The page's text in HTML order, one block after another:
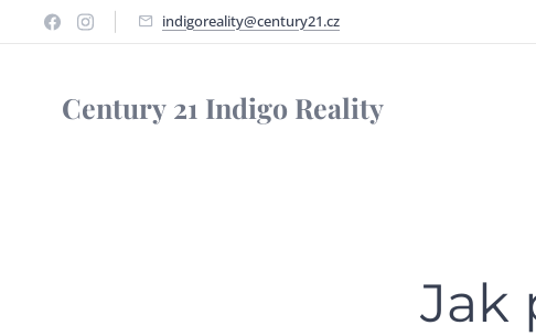
indigoreality@century21.cz
Century 21 Indigo Reality
Jak